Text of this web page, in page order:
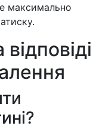
максимально